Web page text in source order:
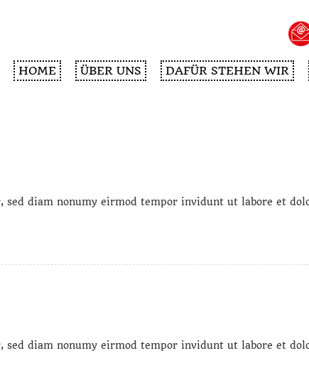
HOME ÜBER UNS DAFÜR STEHEN WIR
diam nonumy eirmod tempor invidunt ut labore et
diam nonumy eirmod tempor invidunt ut labore et